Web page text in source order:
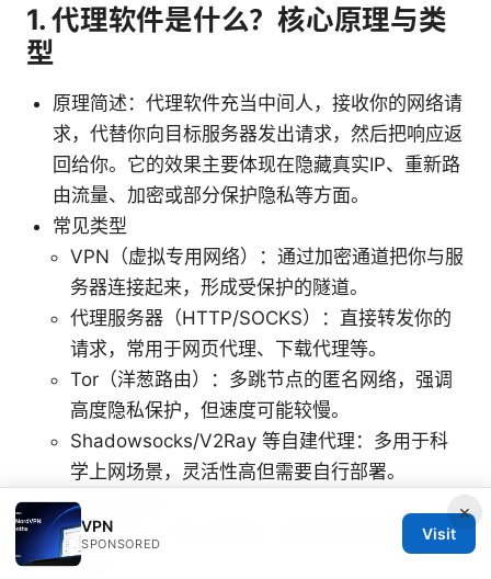
1. 代理软件是什么？核心原理与类
型
原理简述：代理软件充当中间人，接收你的网络请
求，代替你向目标服务器发出请求，然后把响应返
回给你。它的效果主要体现在隐藏真实IP、重新路
由流量、加密或部分保护隐私等方面。
常见类型
VPN（虚拟专用网络）：通过加密通道把你与服
务器连接起来，形成受保护的隧道。
代理服务器（HTTP/SOCKS）：直接转发你的
请求，常用于网页代理、下载代理等。
Tor（洋葱路由）：多跳节点的匿名网络，强调
高度隐私保护，但速度可能较慢。
Shadowsocks/V2Ray 等自建代理：多用于科
学上网场景，灵活性高但需要自行部署。
适用场景对比
保护隐私：VPN 更稳妥，适合日常浏览与工作
巡检。
×
VPN
SPONSORED
Visit